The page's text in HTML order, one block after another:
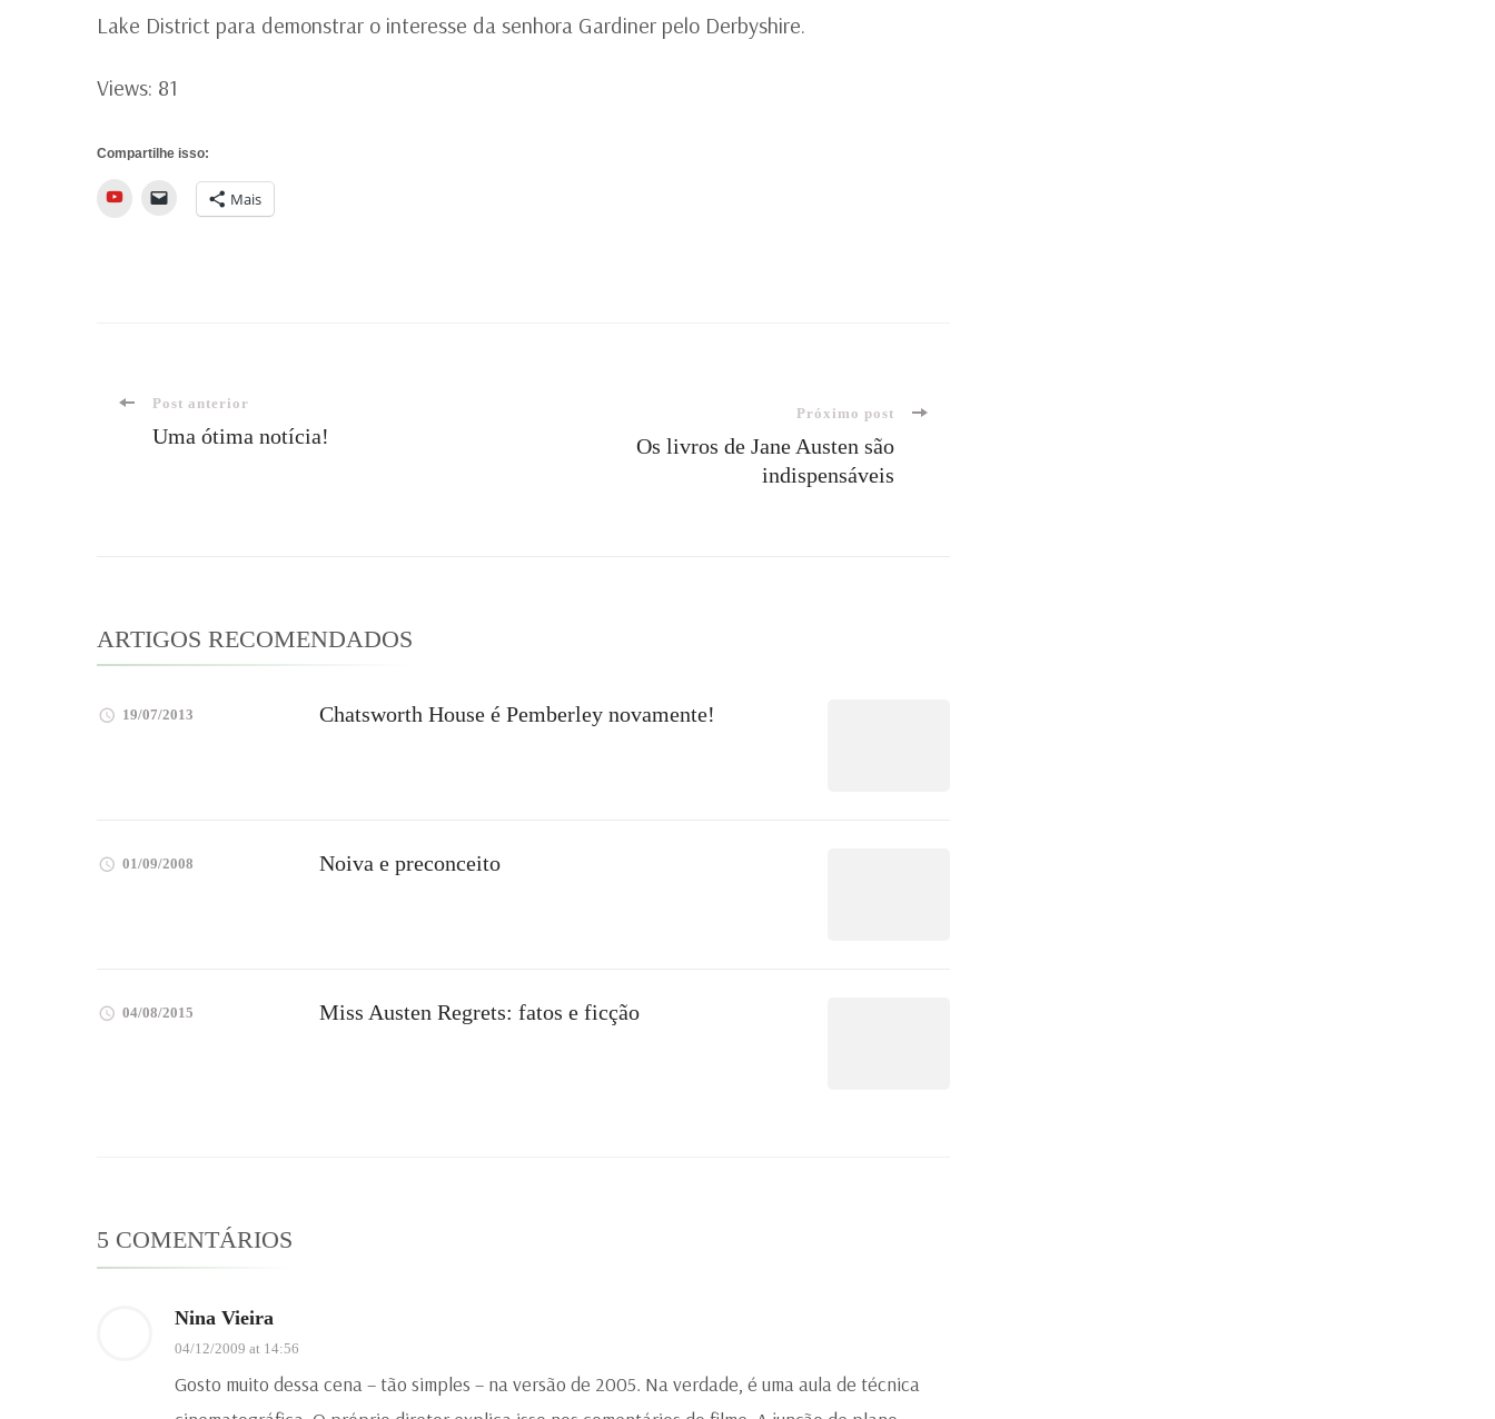
Lake District para demonstrar o interesse da senhora Gardiner pelo Derbyshire.
Views: 81
Compartilhe isso:
YouTube Mais
Navegação
Post anterior
Uma ótima notícia!
Próximo post
Os livros de Jane Austen são
indispensáveis
ARTIGOS RECOMENDADOS
19/07/2013 Chatsworth House é Pemberley novamente!
01/09/2008 Noiva e preconceito
04/08/2015 Miss Austen Regrets: fatos e ficção
5 COMENTÁRIOS
Nina Vieira
04/12/2009 at 14:56
Gosto muito dessa cena – tão simples – na versão de 2005. Na verdade, é uma aula de técnica